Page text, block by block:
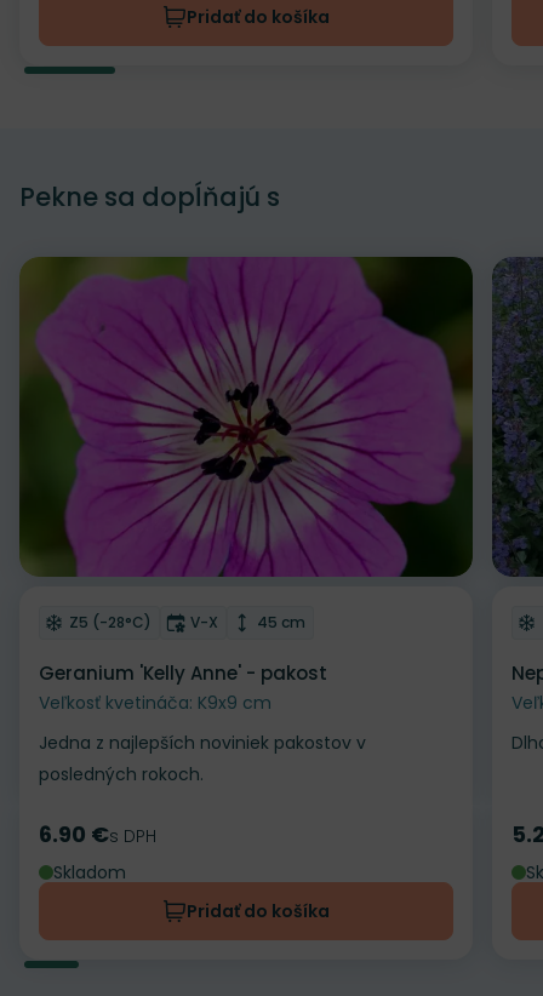
Pridať do košíka
Pekne sa dopĺňajú s
Odober do zoznamu želaní
Mrazuvzdornosť
Z5 (-28°C) Doba kvitnutia
V-X Výška rastliny
45 cm
Geranium 'Kelly Anne' - pakost
Veľkosť kvetináča: K9x9 cm
Jedna z najlepších noviniek pakostov v
posledných rokoch.
Cena
6.90 €s DPH
Skladom
Pridať do košíka